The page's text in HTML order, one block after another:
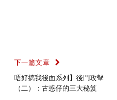
下一篇文章
唔好搞我後面系列】後門攻擊
（二）：古惑仔的三大秘笈